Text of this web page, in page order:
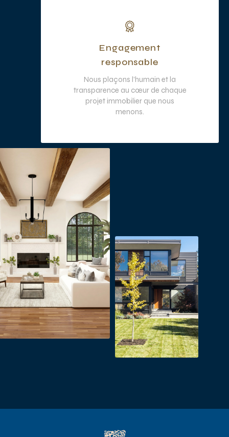
Engagement
responsable
Nous plaçons l’humain et la
transparence au cœur de chaque
projet immobilier que nous
menons.